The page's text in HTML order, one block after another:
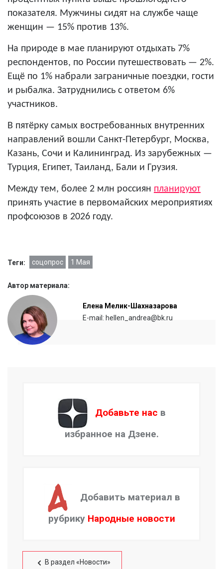
показателя. Мужчины сидят на службе чаще
женщин — 15% против 13%.
На природе в мае планируют отдыхать 7%
респондентов, по России путешествовать — 2%.
Ещё по 1% набрали заграничные поездки, гости
и рыбалка. Затруднились с ответом 6%
участников.
В пятёрку самых востребованных внутренних
направлений вошли Санкт-Петербург, Москва,
Казань, Сочи и Калининград. Из зарубежных —
Турция, Египет, Таиланд, Бали и Грузия.
Между тем, более 2 млн россиян планируют
принять участие в первомайских мероприятиях
профсоюзов в 2026 году.
Теги: соцопрос 1 Мая
Автор материала:
Елена Мелик-Шахназарова
E-mail: hellen_andrea@bk.ru
Добавьте нас в
избранное на Дзене.
Добавить материал в
рубрику Народные новости
В раздел «Новости»